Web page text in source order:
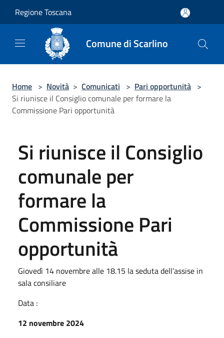
Regione Toscana
Comune di Scarlino
Home > Novità > Comunicati > Pari opportunità >
Si riunisce il Consiglio comunale per formare la
Commissione Pari opportunità
Si riunisce il Consiglio
comunale per
formare la
Commissione Pari
opportunità
Giovedì 14 novembre alle 18.15 la seduta dell’assise in
sala consiliare
Data :
12 novembre 2024